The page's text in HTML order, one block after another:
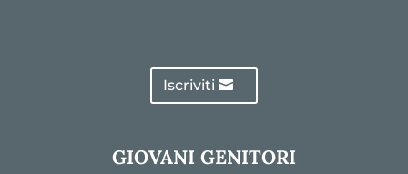
Iscriviti
GIOVANI GENITORI